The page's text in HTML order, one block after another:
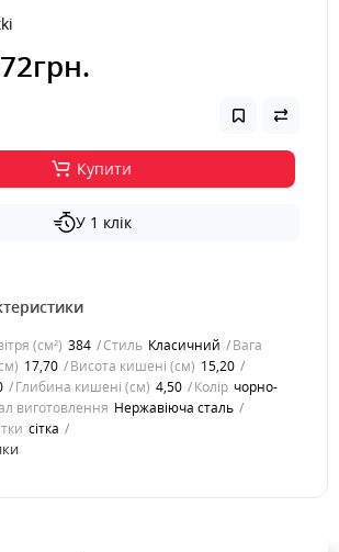
Купити
У 1 клік
(см²) 384 Стиль Класичний
Вага
17,70 Висота кишені (см) 15,20
Глибина кишені (см) 4,50 Колір чорно-
виготовлення Нержавіюча сталь
сітка